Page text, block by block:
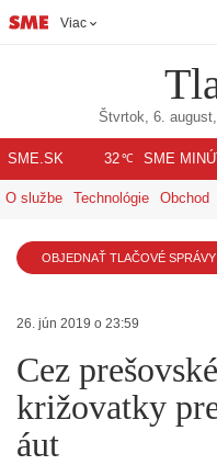
Viac
Štvrtok, 6.
SME.SK 32℃ SME
O službe Technológie Obchod
OBJEDNAŤ TLAČOVÉ SPRÁVY
26. jún 2019 o 23:59
Cez
križovatky
áut